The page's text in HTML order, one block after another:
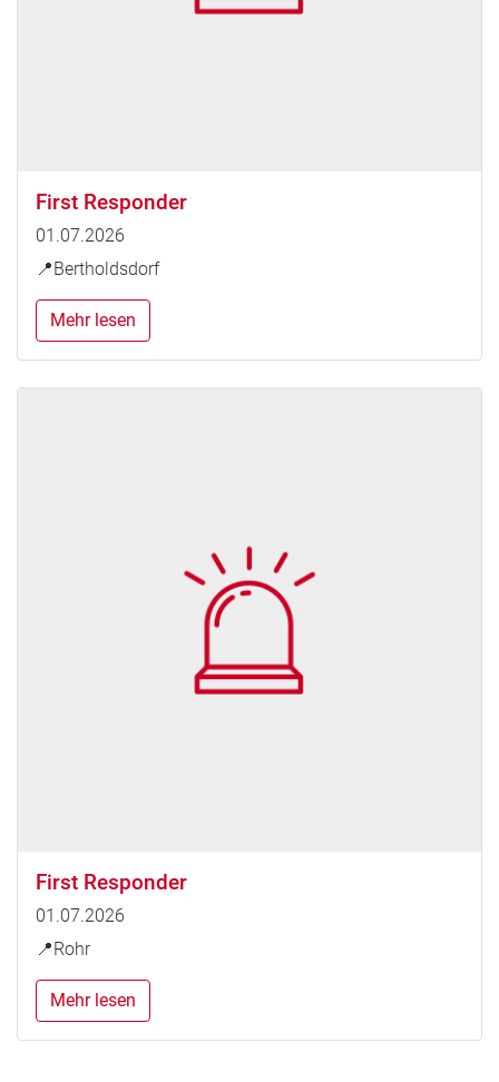
First Responder
01.07.2026
📍Bertholdsdorf
Mehr lesen
First Responder
01.07.2026
📍Rohr
Mehr lesen